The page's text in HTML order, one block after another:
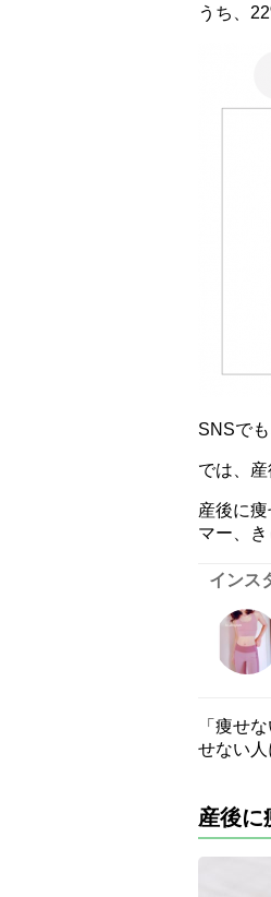
うち、
SNSで
では、
産後に
マー、
インス
「痩せ
せない人
産後に